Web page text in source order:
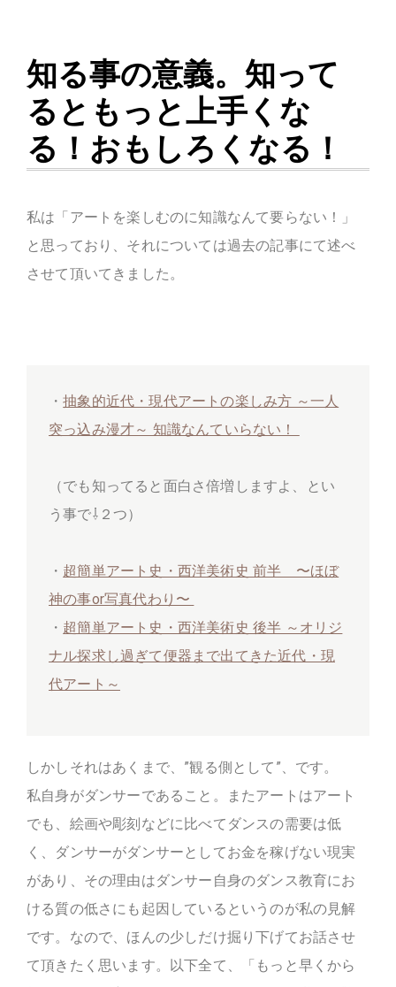
知る事の意義。知って
るともっと上手くな
る！おもしろくなる！
私は「アートを楽しむのに知識なんて要らない！」
と思っており、それについては過去の記事にて述べ
させて頂いてきました。
・抽象的近代・現代アートの楽しみ方 ～一人
突っ込み漫才～ 知識なんていらない！
（でも知ってると面白さ倍増しますよ、とい
う事で⇩２つ）
・ 超簡単アート史・西洋美術史 前半 〜ほぼ
神の事or写真代わり〜
・ 超簡単アート史・西洋美術史 後半 ～オリジ
ナル探求し過ぎて便器まで出てきた近代・現
代アート～
しかしそれはあくまで、”観る側として”、です。
私自身がダンサーであること。またアートはアート
でも、絵画や彫刻などに比べてダンスの需要は低
く、ダンサーがダンサーとしてお金を稼げない現実
があり、その理由はダンサー自身のダンス教育にお
ける質の低さにも起因しているというのが私の見解
です。なので、ほんの少しだけ掘り下げてお話させ
て頂きたく思います。以下全て、「もっと早くから